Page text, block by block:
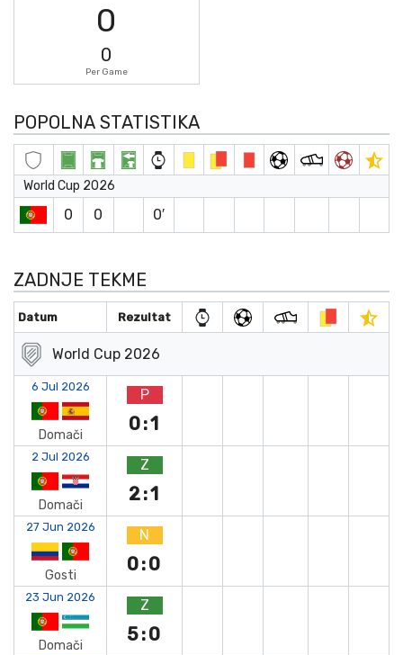
0
0
Per Game
POPOLNA STATISTIKA
World Cup 2026
0 0 0′
ZADNJE TEKME
Datum Rezultat
World Cup 2026
6 Jul 2026
Domači
P
0:1
2 Jul 2026
Domači
Z
2:1
27 Jun 2026
Gosti
N
0:0
23 Jun 2026
Domači
Z
5:0